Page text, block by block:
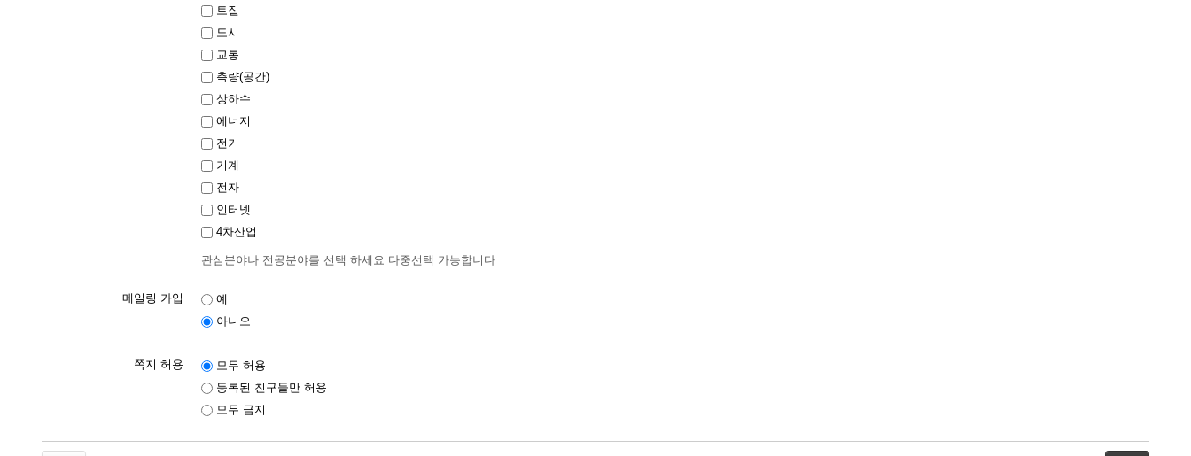
토질
도시
교통
측량(공간)
상하수
에너지
전기
기계
전자
인터넷
4차산업
관심분야나 전공분야를 선택 하세요 다중선택 가능합니다
메일링 가입
예
아니오
쪽지 허용
모두 허용
등록된 친구들만 허용
모두 금지